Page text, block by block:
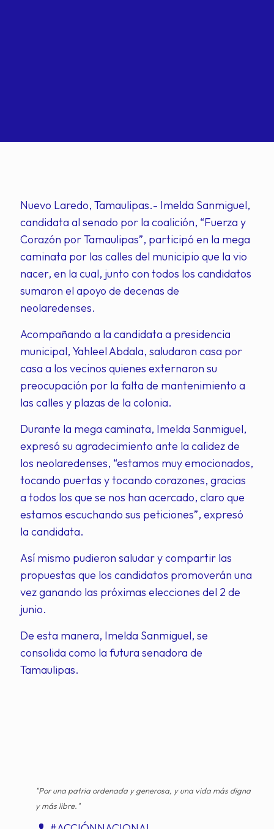
Nuevo Laredo, Tamaulipas.- Imelda Sanmiguel,
candidata al senado por la coalición, “Fuerza y
Corazón por Tamaulipas”, participó en la mega
caminata por las calles del municipio que la vio
nacer, en la cual, junto con todos los candidatos
sumaron el apoyo de decenas de
neolaredenses.
Acompañando a la candidata a presidencia
municipal, Yahleel Abdala, saludaron casa por
casa a los vecinos quienes externaron su
preocupación por la falta de mantenimiento a
las calles y plazas de la colonia.
Durante la mega caminata, Imelda Sanmiguel,
expresó su agradecimiento ante la calidez de
los neolaredenses, “estamos muy emocionados,
tocando puertas y tocando corazones, gracias
a todos los que se nos han acercado, claro que
estamos escuchando sus peticiones”, expresó
la candidata.
Así mismo pudieron saludar y compartir las
propuestas que los candidatos promoverán una
vez ganando las próximas elecciones del 2 de
junio.
De esta manera, Imelda Sanmiguel, se
consolida como la futura senadora de
Tamaulipas.
"Por una patria ordenada y generosa, y una vida más digna
y más libre."